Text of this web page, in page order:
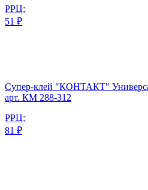
РРЦ:
51 ₽
Супер-клей "КОНТАКТ"
арт. КМ 288-312
РРЦ:
81 ₽